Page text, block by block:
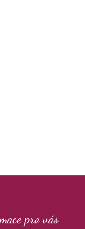
pro vás